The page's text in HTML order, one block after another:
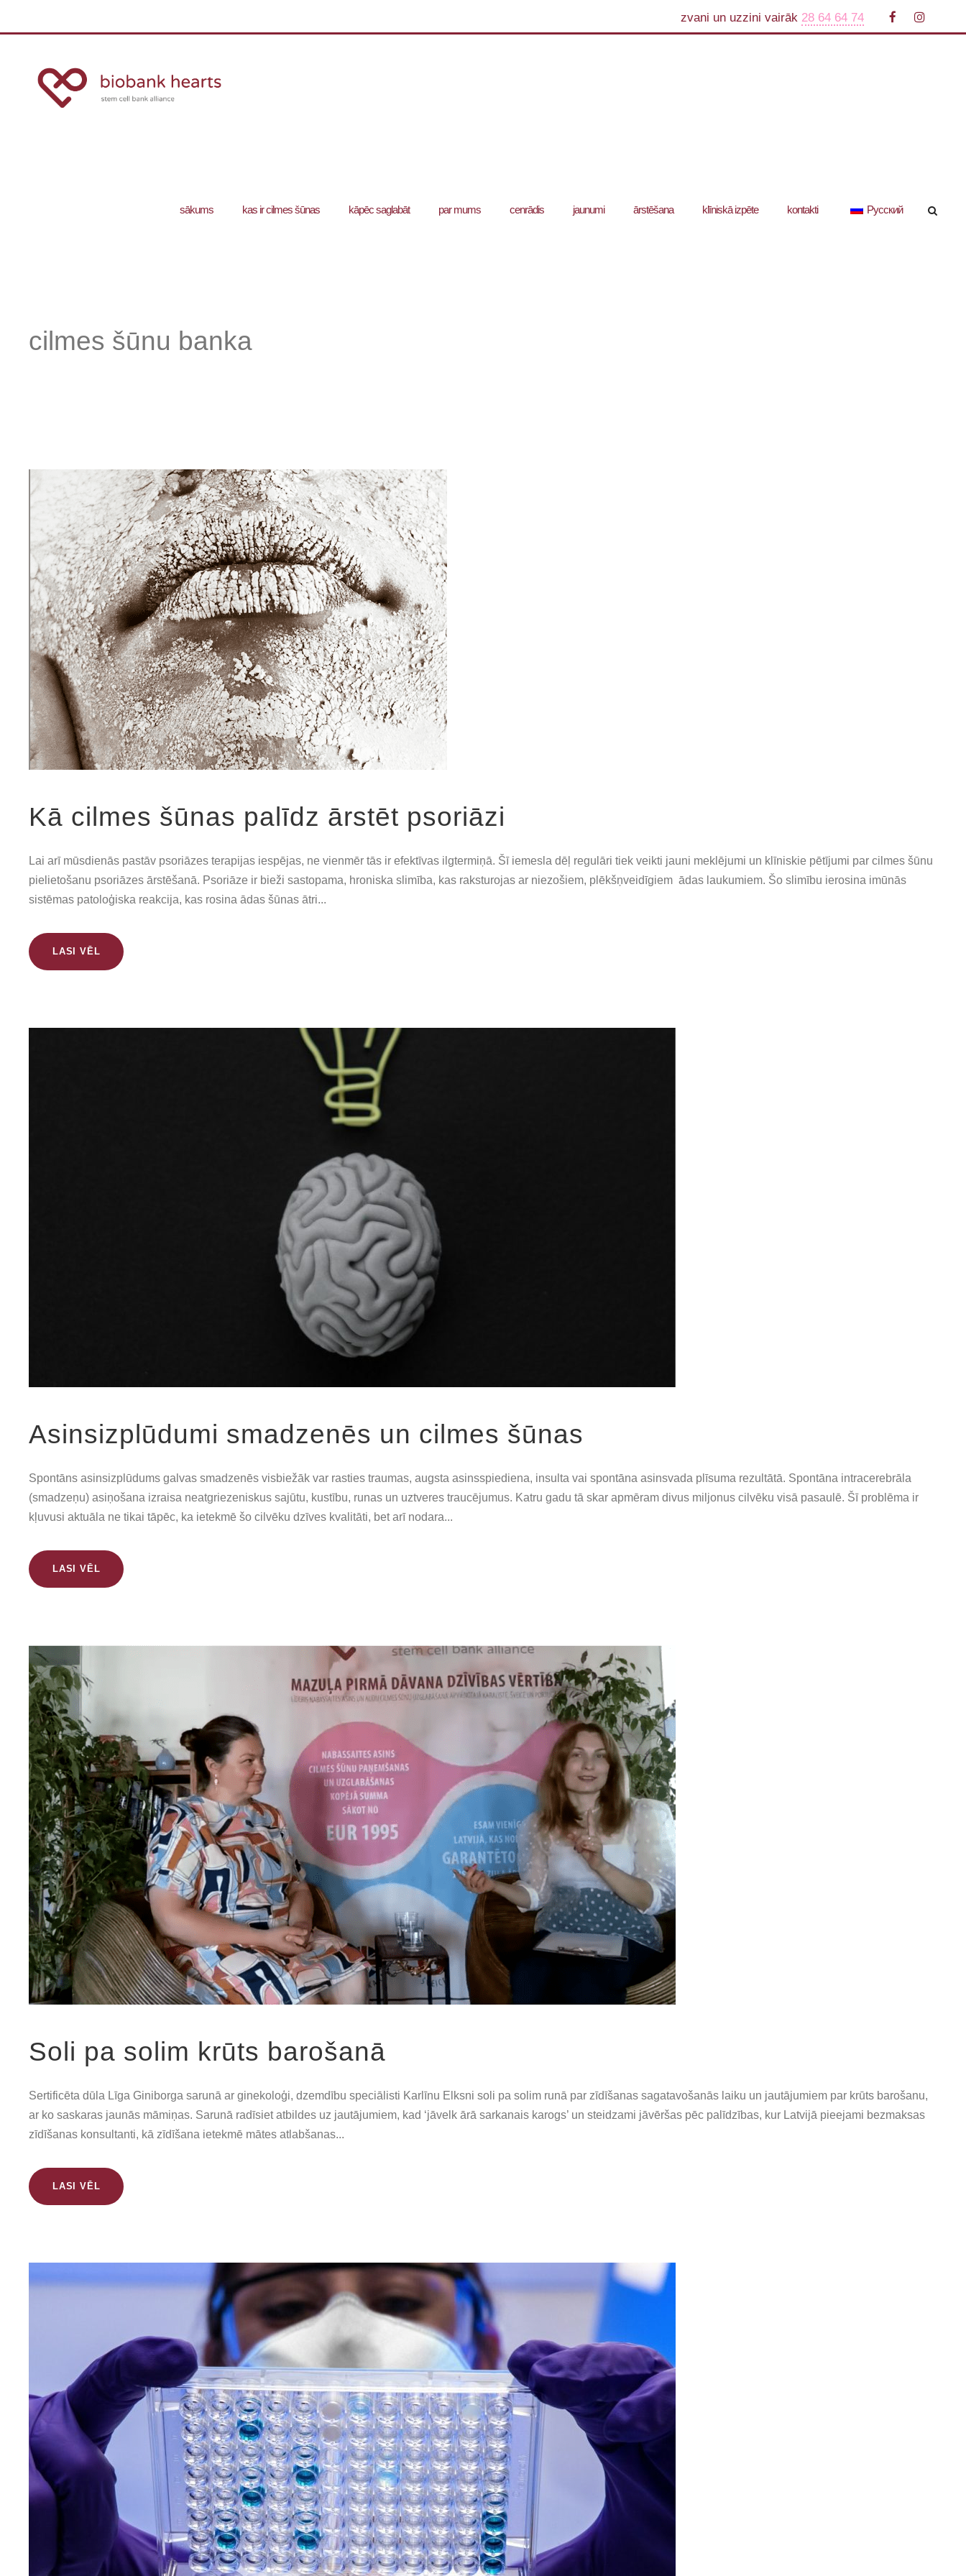
zvani un uzzini vairāk 28 64 64 74
sākums kas ir cilmes šūnas kāpēc saglabāt par mums cenrādis jaunumi ārstēšana klīniskā izpēte kontakti Русский
cilmes šūnu banka
Kā cilmes šūnas palīdz ārstēt psoriāzi
Lai arī mūsdienās pastāv psoriāzes terapijas iespējas, ne vienmēr tās ir efektīvas ilgtermiņā. Šī iemesla dēļ regulāri tiek veikti jauni meklējumi un klīniskie pētījumi par cilmes šūnu
pielietošanu psoriāzes ārstēšanā. Psoriāze ir bieži sastopama, hroniska slimība, kas raksturojas ar niezošiem, plēkšņveidīgiem ādas laukumiem. Šo slimību ierosina imūnās
sistēmas patoloģiska reakcija, kas rosina ādas šūnas ātri...
LASI VĒL
Asinsizplūdumi smadzenēs un cilmes šūnas
Spontāns asinsizplūdums galvas smadzenēs visbiežāk var rasties traumas, augsta asinsspiediena, insulta vai spontāna asinsvada plīsuma rezultātā. Spontāna intracerebrāla
(smadzeņu) asiņošana izraisa neatgriezeniskus sajūtu, kustību, runas un uztveres traucējumus. Katru gadu tā skar apmēram divus miljonus cilvēku visā pasaulē. Šī problēma ir
kļuvusi aktuāla ne tikai tāpēc, ka ietekmē šo cilvēku dzīves kvalitāti, bet arī nodara...
LASI VĒL
Soli pa solim krūts barošanā
Sertificēta dūla Līga Giniborga sarunā ar ginekoloģi, dzemdību speciālisti Karlīnu Elksni soli pa solim runā par zīdīšanas sagatavošanās laiku un jautājumiem par krūts barošanu,
ar ko saskaras jaunās māmiņas. Sarunā radīsiet atbildes uz jautājumiem, kad ‘jāvelk ārā sarkanais karogs’ un steidzami jāvēršas pēc palīdzības, kur Latvijā pieejami bezmaksas
zīdīšanas konsultanti, kā zīdīšana ietekmē mātes atlabšanas...
LASI VĒL